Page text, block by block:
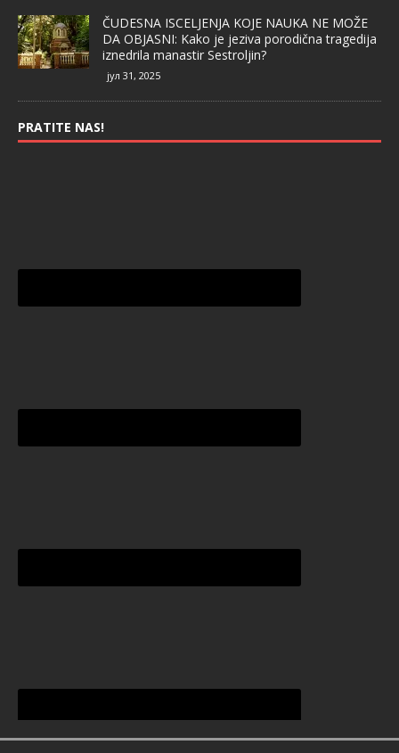
ČUDESNA ISCELJENJA KOJE NAUKA NE MOŽE
DA OBJASNI: Kako je jeziva porodična tragedija
iznedrila manastir Sestroljin?
јул 31, 2025
PRATITE NAS!